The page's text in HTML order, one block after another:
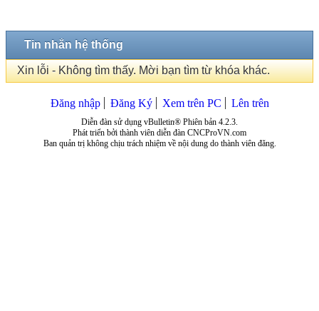
Tin nhắn hệ thống
Xin lỗi - Không tìm thấy. Mời bạn tìm từ khóa khác.
Đăng nhập Đăng Ký Xem trên PC Lên trên
Diễn đàn sử dụng vBulletin® Phiên bản 4.2.3.
Phát triển bởi thành viên diễn đàn CNCProVN.com
Ban quản trị không chịu trách nhiệm về nội dung do thành viên đăng.